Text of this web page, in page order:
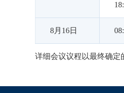
8月16日
详细会议议程以最终确定